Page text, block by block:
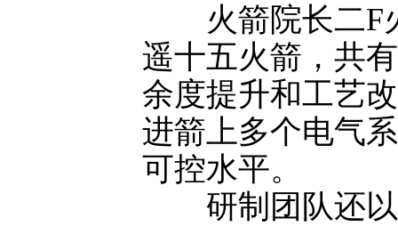
火箭院长二F火
遥十五火箭，共
余度提升和工艺
进箭上多个电气
可控水平。
研制团队还以